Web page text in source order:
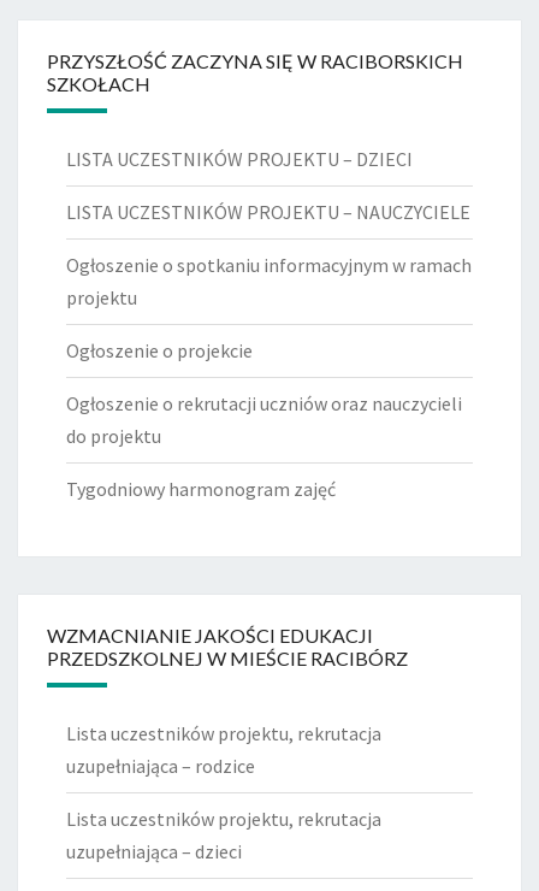
PRZYSZŁOŚĆ ZACZYNA SIĘ W RACIBORSKICH
SZKOŁACH
LISTA UCZESTNIKÓW PROJEKTU – DZIECI
LISTA UCZESTNIKÓW PROJEKTU – NAUCZYCIELE
Ogłoszenie o spotkaniu informacyjnym w ramach
projektu
Ogłoszenie o projekcie
Ogłoszenie o rekrutacji uczniów oraz nauczycieli
do projektu
Tygodniowy harmonogram zajęć
WZMACNIANIE JAKOŚCI EDUKACJI
PRZEDSZKOLNEJ W MIEŚCIE RACIBÓRZ
Lista uczestników projektu, rekrutacja
uzupełniająca – rodzice
Lista uczestników projektu, rekrutacja
uzupełniająca – dzieci